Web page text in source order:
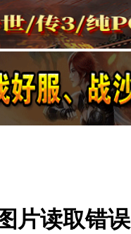
片读取错误